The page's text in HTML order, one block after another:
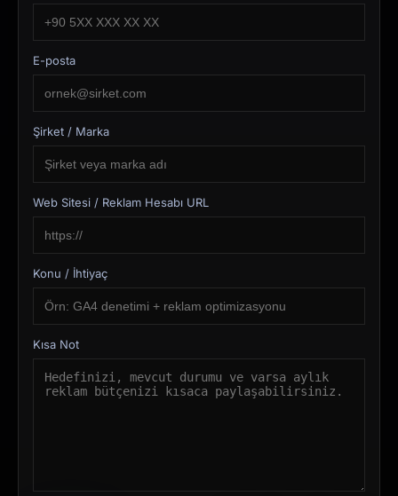
E-posta
Şirket / Marka
Web Sitesi / Reklam Hesabı URL
Konu / İhtiyaç
Kısa Not